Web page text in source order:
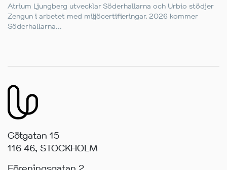
Atrium Ljungberg utvecklar Söderhallarna och Urbio stödjer
Zengun i arbetet med miljöcertifieringar. 2026 kommer
Söderhallarna...
Götgatan 15
116 46, STOCKHOLM